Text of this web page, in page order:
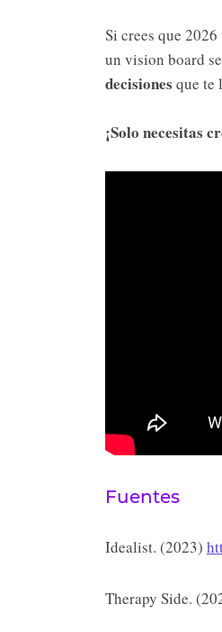
Si crees que
un vision board
decisiones que te
¡Solo necesitas
Fuentes
Idealist. (2023)
Therapy Side.